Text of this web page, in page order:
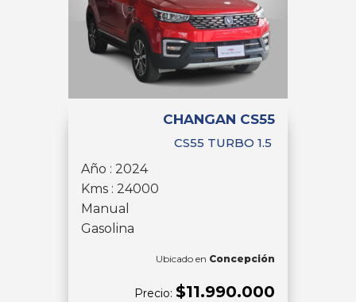
CHANGAN CS55
CS55 TURBO 1.5
Año : 2024
Kms : 24000
Manual
Gasolina
Ubicado en Concepción
Precio: $11.990.000